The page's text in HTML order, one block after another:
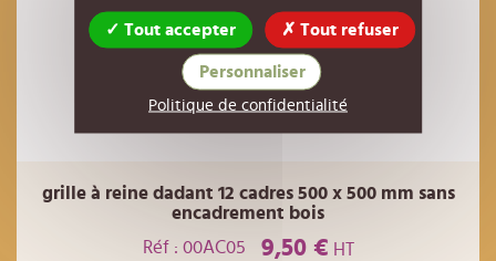
grille à reine dadant 12 cadres 500 x 500 mm sans
encadrement bois
Réf : 00AC05
9,50 € HT
Tout accepter Tout refuser
Personnaliser
Politique de confidentialité